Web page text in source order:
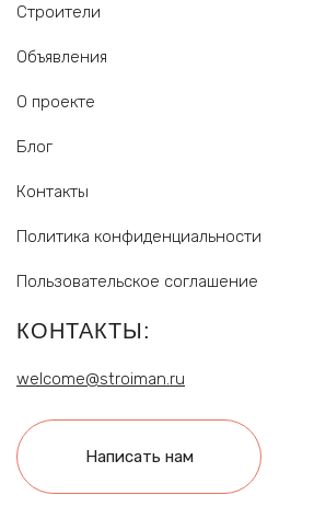
Строители
Объявления
О проекте
Блог
Контакты
Политика конфиденциальности
Пользовательское соглашение
КОНТАКТЫ:
welcome@stroiman.ru
Написать нам